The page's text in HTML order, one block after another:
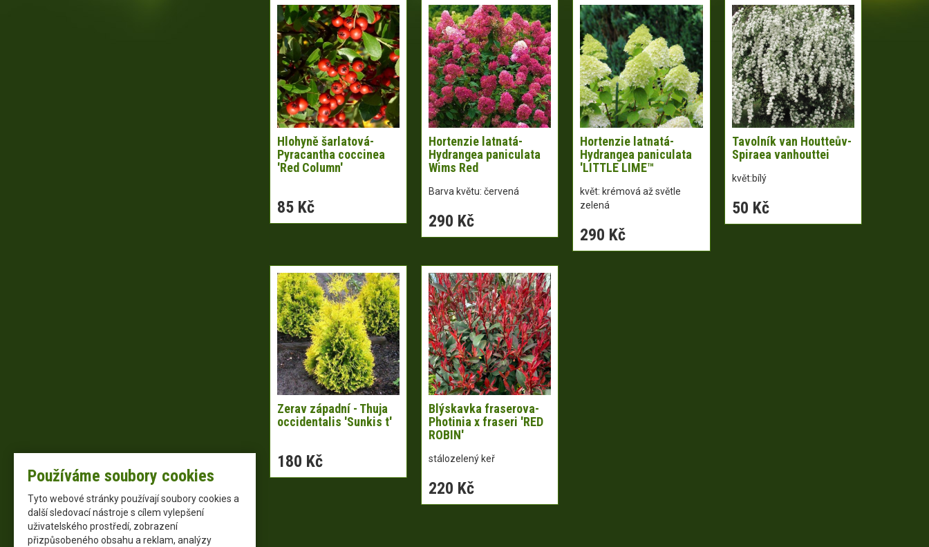
Hlohyně šarlatová-
Pyracantha coccinea
'Red Column'
85 Kč
Hortenzie latnatá-
Hydrangea paniculata
Wims Red
Barva květu: červená
290 Kč
Hortenzie latnatá-
Hydrangea paniculata
'LITTLE LIME­™
květ: krémová až světle
zelená
290 Kč
Tavolník van Houtteův-
Spiraea vanhouttei
květ:bílý
50 Kč
Zerav západní - Thuja
occidentalis 'Sunkis t'
180 Kč
Blýskavka fraserova-
Photinia x fraseri 'RED
ROBIN'
stálozelený keř
220 Kč
Používáme soubory cookies
Tyto webové stránky používají soubory cookies a
další sledovací nástroje s cílem vylepšení
uživatelského prostředí, zobrazení
přizpůsobeného obsahu a reklam, analýzy